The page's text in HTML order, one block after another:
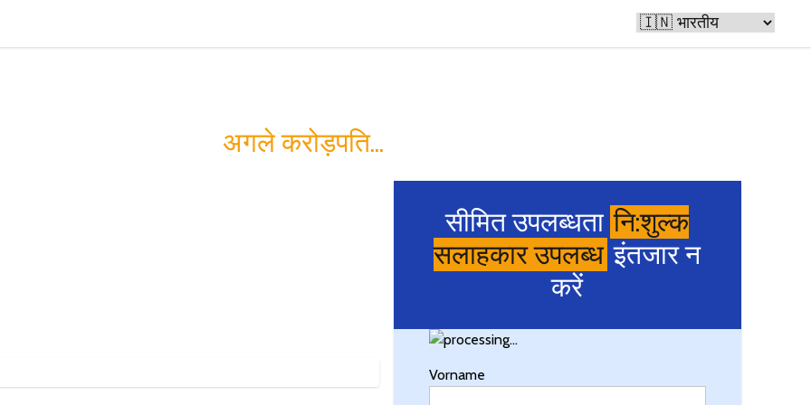
अगले करोड़पति...
सीमित उपलब्धता नि:शुल्क
सलाहकार उपलब्ध इंतजार न
करें
Vorname